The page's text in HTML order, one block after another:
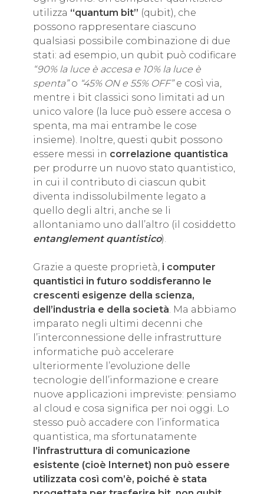
utilizza “quantum bit” (qubit), che
possono rappresentare ciascuno
qualsiasi possibile combinazione di due
stati: ad esempio, un qubit può codificare
“90% la luce è accesa e 10% la luce è
spenta”o “45% ON e 55% OFF”e così via,
mentre i bit classici sono limitati ad un
unico valore (la luce può essere accesa o
spenta, ma mai entrambe le cose
insieme). Inoltre, questi qubit possono
essere messi in correlazione quantistica
per produrre un nuovo stato quantistico,
in cui il contributo di ciascun qubit
diventa indissolubilmente legato a
quello degli altri, anche se li
allontaniamo uno dall’altro (il cosiddetto
entanglement quantistico).
Grazie a queste proprietà, i computer
quantistici in futuro soddisferanno le
crescenti esigenze della scienza,
dell’industria e della società. Ma abbiamo
imparato negli ultimi decenni che
l’interconnessione delle infrastrutture
informatiche può accelerare
ulteriormente l’evoluzione delle
tecnologie dell’informazione e creare
nuove applicazioni impreviste: pensiamo
al cloud e cosa significa per noi oggi. Lo
stesso può accadere con l’informatica
quantistica, ma sfortunatamente
l’infrastruttura di comunicazione
esistente (cioè Internet) non può essere
utilizzata così com’è, poiché è stata